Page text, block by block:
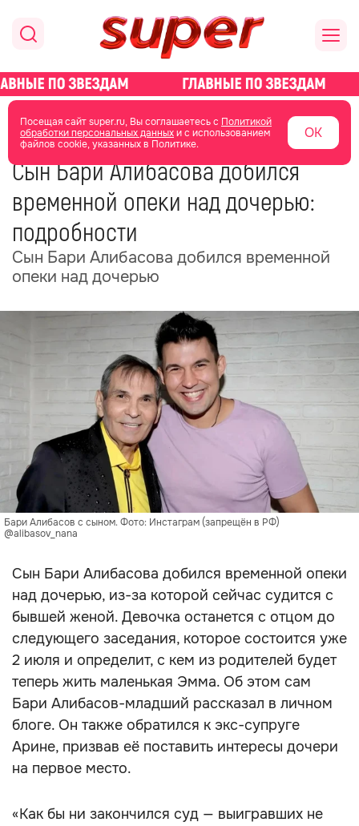
Посещая сайт super.ru, Вы соглашаетесь с Политикой
обработки персональных данныхи с использованием
файлов cookie, указанных в Политике.
ОК
главная новости о звездах новости
19 июня 06:53
Сын Бари Алибасова добился
временной опеки над дочерью:
подробности
Сын Бари Алибасова добился временной
опеки над дочерью
Бари Алибасов с сыном. Фото: Инстаграм (запрещён в РФ)
@alibasov_nana
Сын Бари Алибасова добился временной опеки
над дочерью, из-за которой сейчас судится с
бывшей женой. Девочка останется с отцом до
следующего заседания, которое состоится уже
2 июля и определит, с кем из родителей будет
теперь жить маленькая Эмма. Об этом сам
Бари Алибасов-младший рассказал в личном
блоге. Он также обратился к экс-супруге
Арине, призвав её поставить интересы дочери
на первое место.
«Как бы ни закончился суд — выигравших не